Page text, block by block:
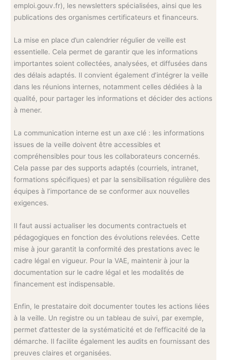
emploi.gouv.fr), les newsletters spécialisées, ainsi que les
publications des organismes certificateurs et financeurs.
La mise en place d’un calendrier régulier de veille est
essentielle. Cela permet de garantir que les informations
importantes soient collectées, analysées, et diffusées dans
des délais adaptés. Il convient également d’intégrer la veille
dans les réunions internes, notamment celles dédiées à la
qualité, pour partager les informations et décider des actions
à mener.
La communication interne est un axe clé : les informations
issues de la veille doivent être accessibles et
compréhensibles pour tous les collaborateurs concernés.
Cela passe par des supports adaptés (courriels, intranet,
formations spécifiques) et par la sensibilisation régulière des
équipes à l’importance de se conformer aux nouvelles
exigences.
Il faut aussi actualiser les documents contractuels et
pédagogiques en fonction des évolutions relevées. Cette
mise à jour garantit la conformité des prestations avec le
cadre légal en vigueur. Pour la VAE, maintenir à jour la
documentation sur le cadre légal et les modalités de
financement est indispensable.
Enfin, le prestataire doit documenter toutes les actions liées
à la veille. Un registre ou un tableau de suivi, par exemple,
permet d’attester de la systématicité et de l’efficacité de la
démarche. Il facilite également les audits en fournissant des
preuves claires et organisées.